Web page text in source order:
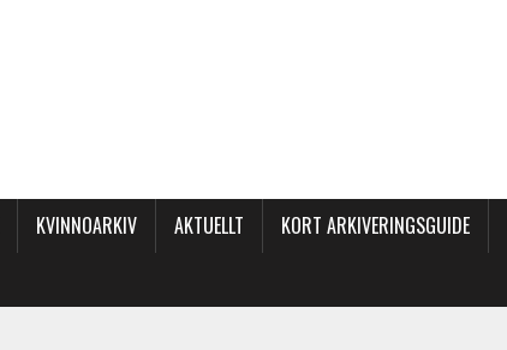
KVINNOARKIV AKTUELLT KORT ARKIVERINGSGUIDE